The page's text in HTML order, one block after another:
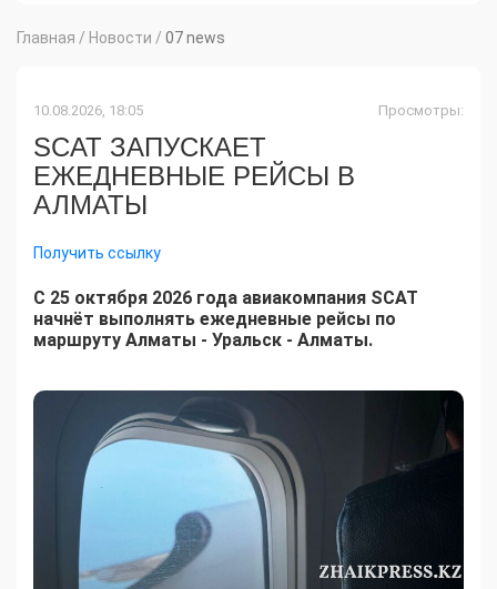
Главная / Новости / 07 news
10.08.2026, 18:05 Просмотры:
SCAT ЗАПУСКАЕТ
ЕЖЕДНЕВНЫЕ РЕЙСЫ В
АЛМАТЫ
Получить ссылку
С 25 октября 2026 года авиакомпания SCAT
начнёт выполнять ежедневные рейсы по
маршруту Алматы - Уральск - Алматы.